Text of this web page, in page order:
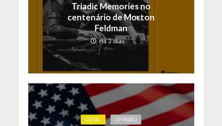
Triadic Memories no
centenário de Morton
Feldman
Há 2 dias
GERAL OPINIÃO